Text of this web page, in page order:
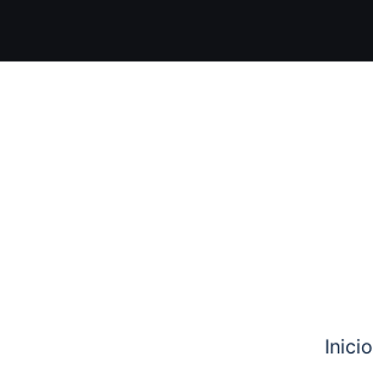
Inicio